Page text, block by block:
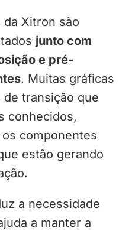
da Xitron são
junto com
e pré-
. Muitas gráficas
transição que
conhecidos,
componentes
estão gerando
a necessidade
a manter a